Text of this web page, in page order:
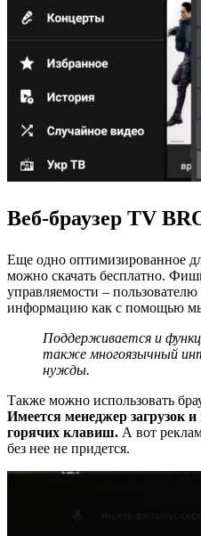
Веб-браузер TV
Еще одно оптимизированное
можно скачать бесплатно.
управляемости –
информацию как с помощью
Поддерживается и
также многоязычный
нужды.
Также можно использовать
Имеется менеджер загрузок
горячих клавиш. А вот
без нее не придется.